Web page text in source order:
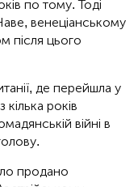
по тому. Тоді
венеціанському
після цього
де перейшла у
років
війні в
продано